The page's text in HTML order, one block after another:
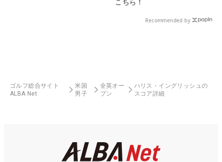
Recommended by
ゴルフ総合サイト
ALBA Net
米国
男子
全英オー
プン
ハリス・イングリッシュの
スコア詳細